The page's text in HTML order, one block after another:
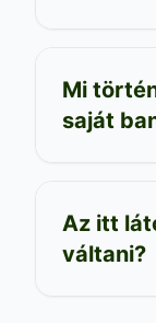
Mi
saját
Az itt
váltani?